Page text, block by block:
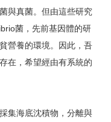
與真菌。但由這些研究
菌，先前基因體的研
營養的環境。因此，吾
在，希望經由有系統的
集海底沈積物，分離與